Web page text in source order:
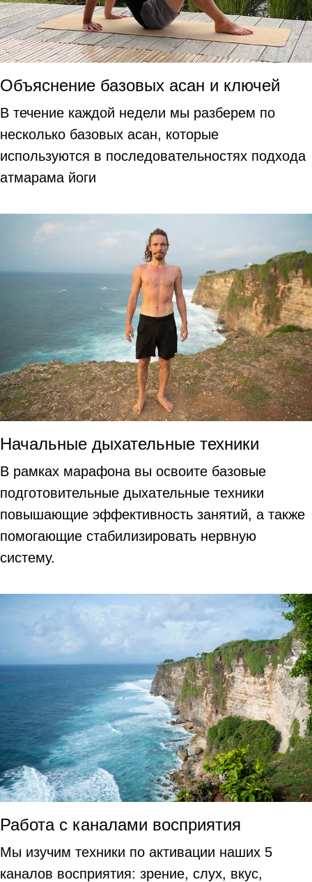
Объяснение базовых асан и ключей
В течение каждой недели мы разберем по
несколько базовых асан, которые
используются в последовательностях подхода
атмарама йоги
Начальные дыхательные техники
В рамках марафона вы освоите базовые
подготовительные дыхательные техники
повышающие эффективность занятий, а также
помогающие стабилизировать нервную
систему.
Работа с каналами восприятия
Мы изучим техники по активации наших 5
каналов восприятия: зрение, слух, вкус,